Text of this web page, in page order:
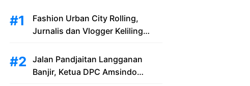
Fashion Urban City Rolling,
Jurnalis dan Vlogger Keliling
Stylo 160
Jalan Pandjaitan Langganan
Banjir, Ketua DPC Amsindo